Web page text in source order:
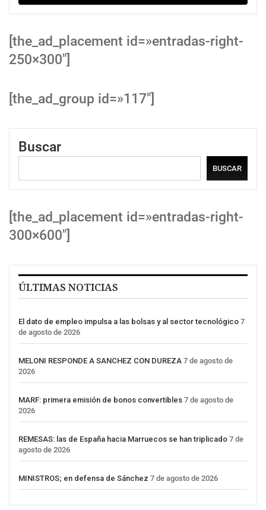
[the_ad_placement id=»entradas-right-
250×300″]
[the_ad_group id=»117″]
Buscar
BUSCAR
[the_ad_placement id=»entradas-right-
300×600″]
ÚLTIMAS NOTICIAS
El dato de empleo impulsa a las bolsas y al sector tecnológico 7
de agosto de 2026
MELONI RESPONDE A SANCHEZ CON DUREZA 7 de agosto de
2026
MARF: primera emisión de bonos convertibles 7 de agosto de
2026
REMESAS: las de España hacia Marruecos se han triplicado 7 de
agosto de 2026
MINISTROS; en defensa de Sánchez 7 de agosto de 2026